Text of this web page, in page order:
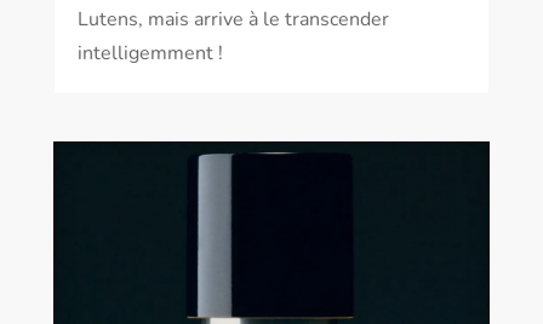
Lutens, mais arrive à le transcender
intelligemment !